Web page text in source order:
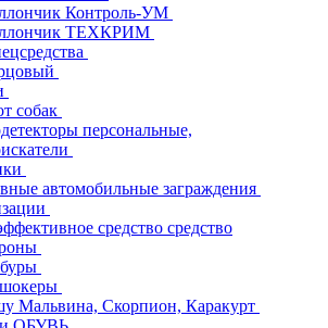
Контроль-УМ
ТЕХКРИМ
собак
персональные,
автомобильные заграждения
средство средство
Мальвина, Скорпион, Каракурт